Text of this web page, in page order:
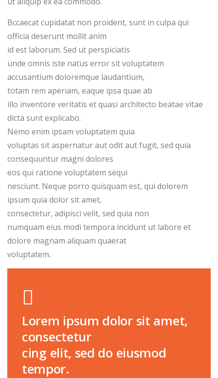
Bccaecat cupidatat non proident, sunt in culpa qui
officia deserunt mollit anim
id est laborum. Sed ut perspiciatis
unde omnis iste natus error sit voluptatem
accusantium doloremque laudantium,
totam rem aperiam, eaque ipsa quae ab
illo inventore veritatis et quasi architecto beatae vitae
dicta sunt explicabo.
Nemo enim ipsam voluptatem quia
voluptas sit aspernatur aut odit aut fugit, sed quia
consequuntur magni dolores
eos qui ratione voluptatem sequi
nesciunt. Neque porro quisquam est, qui dolorem
ipsum quia dolor sit amet,
consectetur, adipisci velit, sed quia non
numquam eius modi tempora incidunt ut labore et
dolore magnam aliquam quaerat
voluptatem.
Lorem ipsum dolor sit amet,
consectetur
cing elit, sed do eiusmod
tempor.